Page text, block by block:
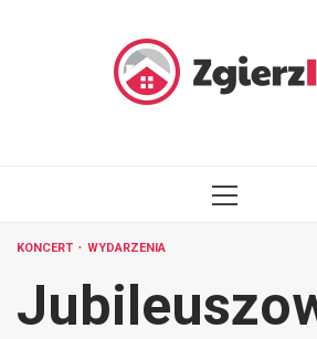
PRIMARY
KONCERT WYDARZENIA